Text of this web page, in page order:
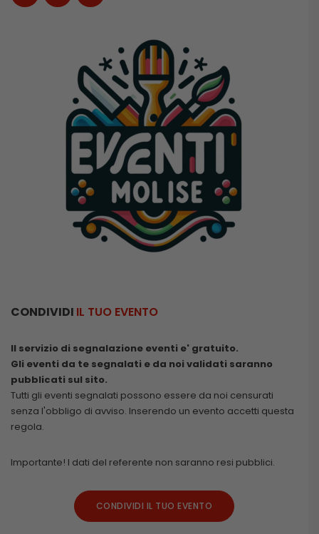
CONDIVIDI IL TUO EVENTO
Il servizio di segnalazione eventi e' gratuito.
Gli eventi da te segnalati e da noi validati saranno
pubblicati sul sito.
Tutti gli eventi segnalati possono essere da noi censurati
senza l'obbligo di avviso. Inserendo un evento accetti questa
regola.
Importante! I dati del referente non saranno resi pubblici.
CONDIVIDI IL TUO EVENTO